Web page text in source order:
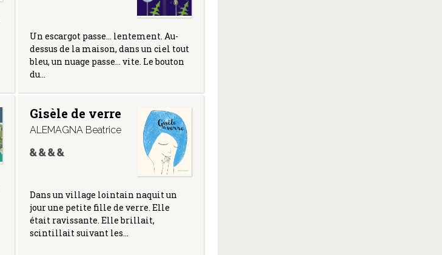
Un escargot passe… lentement. Au-
dessus de la maison, dans un ciel tout
bleu, un nuage passe… vite. Le bouton
du…
Gisèle de verre
ALEMAGNA Beatrice
Dans un village lointain naquit un
jour une petite fille de verre. Elle
était ravissante. Elle brillait,
scintillait suivant les…